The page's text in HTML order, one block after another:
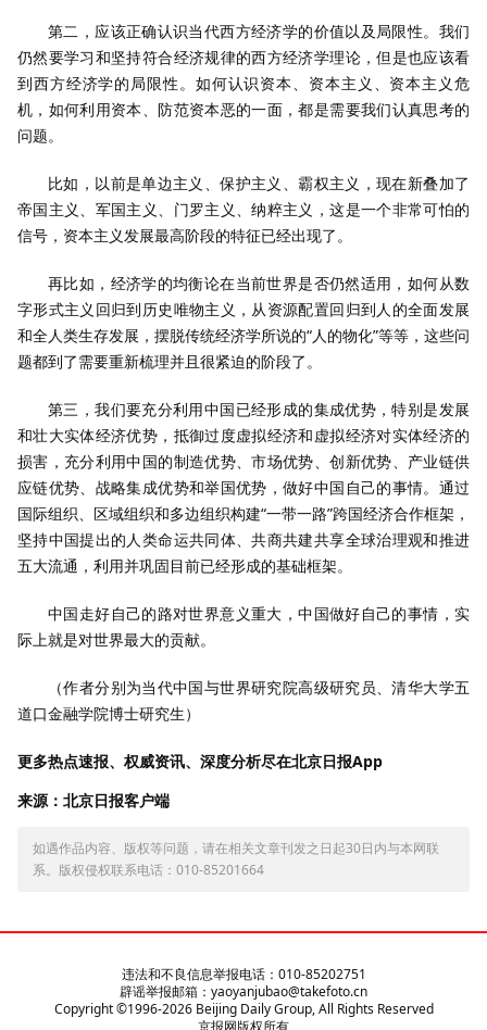
第二，应该正确认识当代西方经济学的价值以及局限性。我们
仍然要学习和坚持符合经济规律的西方经济学理论，但是也应该看
到西方经济学的局限性。如何认识资本、资本主义、资本主义危
机，如何利用资本、防范资本恶的一面，都是需要我们认真思考的
问题。
比如，以前是单边主义、保护主义、霸权主义，现在新叠加了
帝国主义、军国主义、门罗主义、纳粹主义，这是一个非常可怕的
信号，资本主义发展最高阶段的特征已经出现了。
再比如，经济学的均衡论在当前世界是否仍然适用，如何从数
字形式主义回归到历史唯物主义，从资源配置回归到人的全面发展
和全人类生存发展，摆脱传统经济学所说的“人的物化”等等，这些问
题都到了需要重新梳理并且很紧迫的阶段了。
第三，我们要充分利用中国已经形成的集成优势，特别是发展
和壮大实体经济优势，抵御过度虚拟经济和虚拟经济对实体经济的
损害，充分利用中国的制造优势、市场优势、创新优势、产业链供
应链优势、战略集成优势和举国优势，做好中国自己的事情。通过
国际组织、区域组织和多边组织构建“一带一路”跨国经济合作框架，
坚持中国提出的人类命运共同体、共商共建共享全球治理观和推进
五大流通，利用并巩固目前已经形成的基础框架。
中国走好自己的路对世界意义重大，中国做好自己的事情，实
际上就是对世界最大的贡献。
（作者分别为当代中国与世界研究院高级研究员、清华大学五
道口金融学院博士研究生）
更多热点速报、权威资讯、深度分析尽在北京日报App
来源：北京日报客户端
如遇作品内容、版权等问题，请在相关文章刊发之日起30日内与本网联
系。版权侵权联系电话：010-85201664
违法和不良信息举报电话：010-85202751
辟谣举报邮箱：yaoyanjubao@takefoto.cn
Copyright ©1996-2026Beijing Daily Group, All Rights Reserved
京报网版权所有